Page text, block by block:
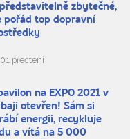
zbytečné,
pořád top dopravní
přečtení
na EXPO 2021 v
otevřen! Sám si
energii, recykluje
a vítá na 5 000